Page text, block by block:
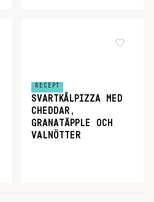
RECEPT
SVARTKÅLPIZZA MED
CHEDDAR,
GRANATÄPPLE OCH
VALNÖTTER